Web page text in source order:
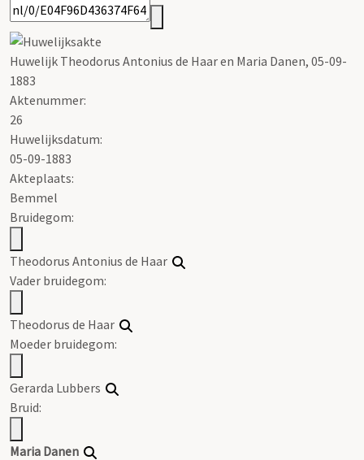
Huwelijk Theodorus Antonius de Haar en Maria Danen, 05-09-
1883
Aktenummer:
26
Huwelijksdatum:
05-09-1883
Akteplaats:
Bemmel
Bruidegom:
Theodorus Antonius de Haar
Vader bruidegom:
Theodorus de Haar
Moeder bruidegom:
Gerarda Lubbers
Bruid:
Maria Danen